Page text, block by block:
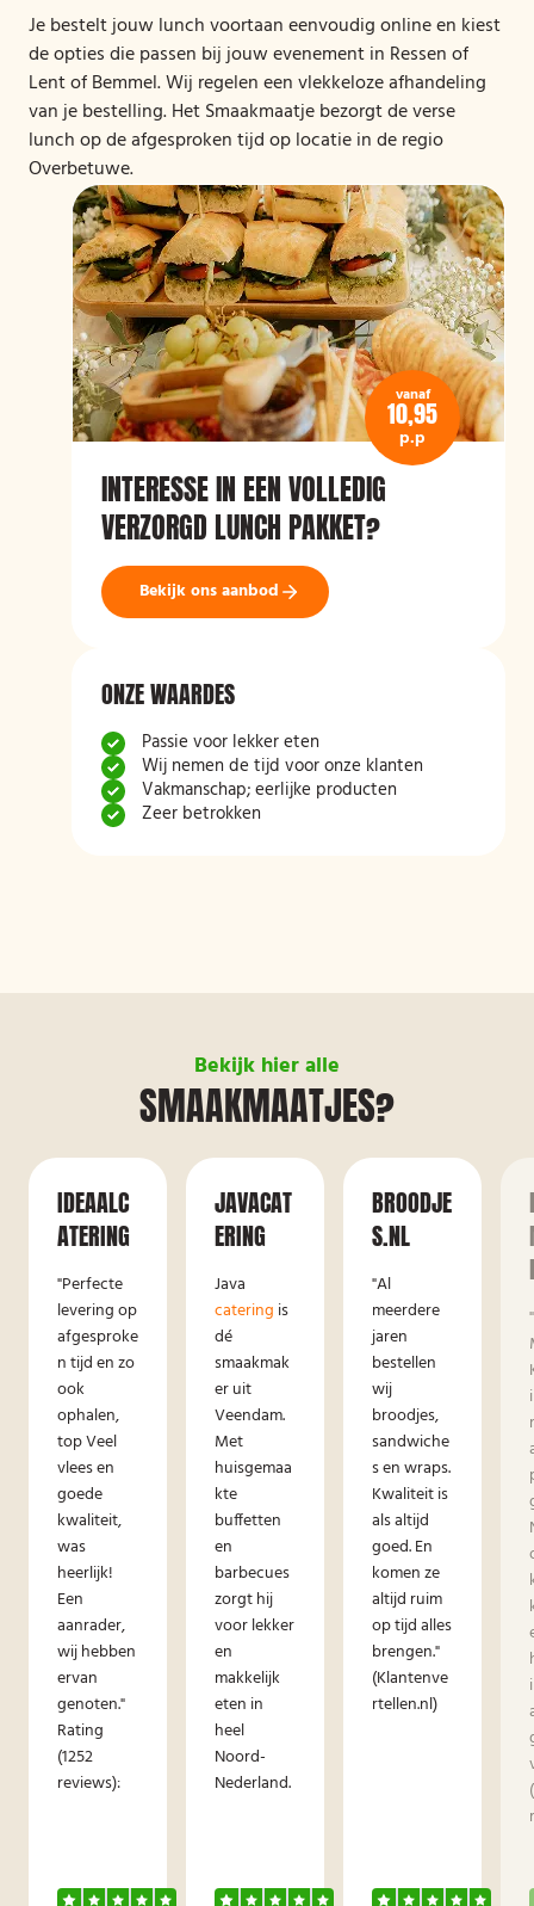
Je bestelt jouw lunch voortaan eenvoudig online en kiest
de opties die passen bij jouw evenement in Ressen of
Lent of Bemmel. Wij regelen een vlekkeloze afhandeling
van je bestelling. Het Smaakmaatje bezorgt de verse
lunch op de afgesproken tijd op locatie in de regio
Overbetuwe.
vanaf
10,95
p.p
INTERESSE IN EEN VOLLEDIG
VERZORGD LUNCH PAKKET?
Bekijk ons aanbod
ONZE WAARDES
Passie voor lekker eten
Wij nemen de tijd voor onze klanten
Vakmanschap; eerlijke producten
Zeer betrokken
Bekijk hier alle
SMAAKMAATJES?
IDEAALC
ATERING
"Perfecte
levering op
afgesproke
n tijd en zo
ook
ophalen,
top Veel
vlees en
goede
kwaliteit,
was
heerlijk!
Een
aanrader,
wij hebben
ervan
genoten."
Rating
(1252
reviews):
JAVACAT
ERING
Java
catering is
dé
smaakmak
er uit
Veendam.
Met
huisgemaa
kte
buffetten
en
barbecues
zorgt hij
voor lekker
en
makkelijk
eten in
heel
Noord-
Nederland.
BROODJE
S.NL
"Al
meerdere
jaren
bestellen
wij
broodjes,
sandwiche
s en wraps.
Kwaliteit is
als altijd
goed. En
komen ze
altijd ruim
op tijd alles
brengen."
(Klantenve
rtellen.nl)